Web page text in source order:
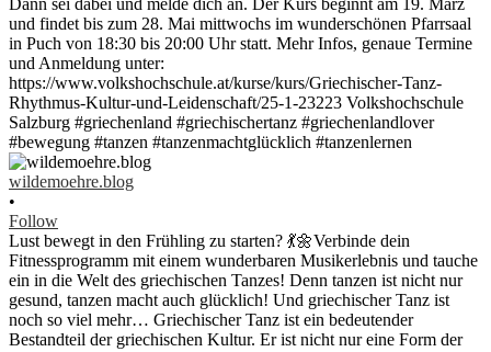
wildemoehre.blog
•
Follow
Lust bewegt in den Frühling zu starten? 💃🌼Verbinde dein
Fitnessprogramm mit einem wunderbaren Musikerlebnis und tauche
ein in die Welt des griechischen Tanzes! Denn tanzen ist nicht nur
gesund, tanzen macht auch glücklich! Und griechischer Tanz ist
noch so viel mehr… Griechischer Tanz ist ein bedeutender
Bestandteil der griechischen Kultur. Er ist nicht nur eine Form der